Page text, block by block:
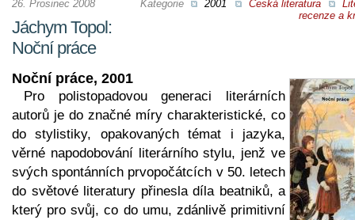
Kategorie 2001 Česká literatura
recenze a
26. Prosinec 2008
Jáchym Topol:
Noční práce
Noční práce, 2001
Pro polistopadovou generaci literárních
autorů je do značné míry charakteristické, co
do stylistiky, opakovaných témat i jazyka,
věrné napodobování literárního stylu, jenž ve
svých spontánních prvopočátcích v 50. letech
do světové literatury přinesla díla beatniků, a
který pro svůj, co do umu, zdánlivě primitivní